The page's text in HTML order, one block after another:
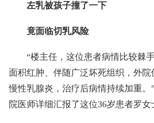
左乳被孩子撞了一下
竟面临切乳风险
“楼主任，这位患者病情比较棘
面积红肿、伴随广泛坏死组织，外院
慢性乳腺炎，治疗后病情持续加重。
院医师详细汇报了这位36岁患者罗女